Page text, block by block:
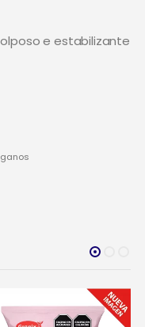
e estabilizante